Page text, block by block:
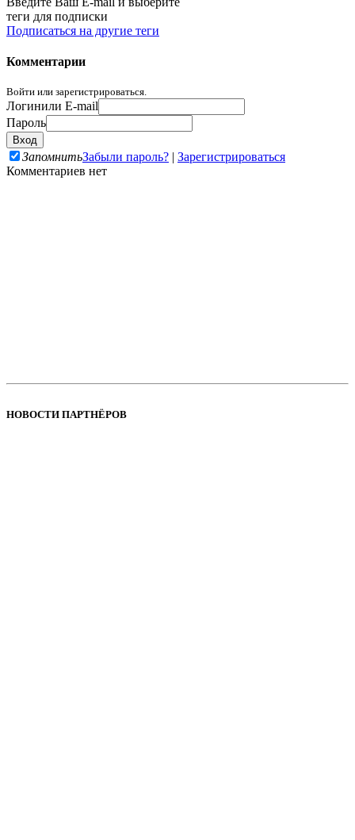
теги для подписки
Подписаться на другие теги
Комментарии
Войти или зарегистрироваться.
Логинили E-mail
Пароль
ЗапомнитьЗабыли пароль? | Зарегистрироваться
Комментариев нет
НОВОСТИ ПАРТНЁРОВ